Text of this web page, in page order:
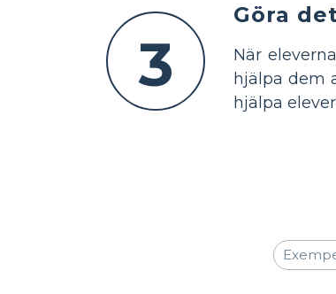
3
Göra
När
hjälpa dem
hjälpa